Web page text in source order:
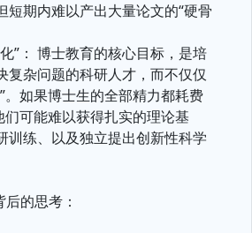
短期内难以产出大量论文的“硬骨
”： 博士教育的核心目标，是培
复杂问题的科研人才，而不仅仅
。如果博士生的全部精力都耗费
们可能难以获得扎实的理论基
训练、以及独立提出创新性科学
的思考：